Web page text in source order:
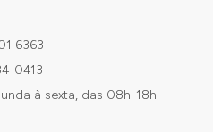
para realizar uma limpeza
6363
0413
à sexta, das 08h-18h